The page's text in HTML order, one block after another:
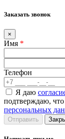
Заказать звонок
×
Имя *
Телефон
Я даю
подтверждаю, что
персональных